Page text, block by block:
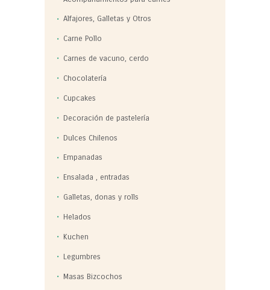
Alfajores, Galletas y Otros
Carne Pollo
Carnes de vacuno, cerdo
Chocolatería
Cupcakes
Decoración de pastelería
Dulces Chilenos
Empanadas
Ensalada , entradas
Galletas, donas y rolls
Helados
Kuchen
Legumbres
Masas Bizcochos